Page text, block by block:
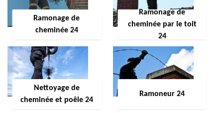
Ramonage de
cheminée 24
Ramonage de
cheminée par le toit
24
Nettoyage de
cheminée et poêle 24
Ramoneur 24